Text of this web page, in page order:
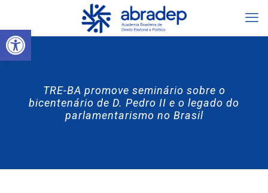
Abrir a barra de ferramentas
TRE-BA promove seminário sobre o
bicentenário de D. Pedro II e o legado do
parlamentarismo no Brasil